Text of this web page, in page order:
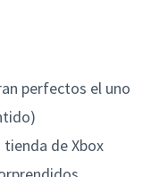
perfectos el uno
de Xbox